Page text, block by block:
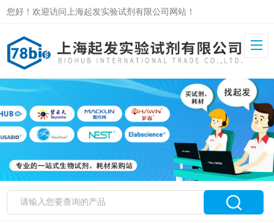
您好！欢迎访问上海起发实验试剂有限公司网站！